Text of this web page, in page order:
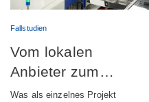
Fallstudien
Vom lokalen
Anbieter zum
globalen
Was als einzelnes Projekt